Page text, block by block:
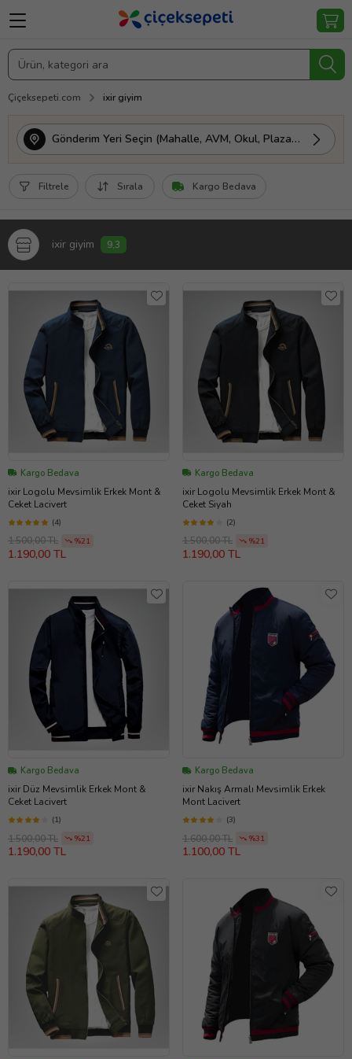
Çiçeksepeti.com ixir giyim
Gönderim Yeri Seçin (Mahalle, AVM, Okul, Plaza vs.)
Filtrele Sırala Kargo Bedava
ixir giyim 9,3
Kargo Bedava
ixir Logolu Mevsimlik Erkek Mont &
Ceket Lacivert
(4)
1.500,00 TL %21
1.190,00 TL
Kargo Bedava
ixir Logolu Mevsimlik Erkek Mont &
Ceket Siyah
(2)
1.500,00 TL %21
1.190,00 TL
Kargo Bedava
ixir Düz Mevsimlik Erkek Mont &
Ceket Lacivert
(1)
1.500,00 TL %21
1.190,00 TL
Kargo Bedava
ixir Nakış Armalı Mevsimlik Erkek
Mont Lacivert
(3)
1.600,00 TL %31
1.100,00 TL